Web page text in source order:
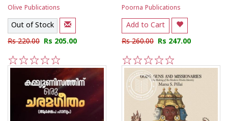
Olive Publications
Out of Stock
Rs 220.00 Rs 205.00
5
4
3
2
1
Poorna Publications
Add to Cart
Rs 260.00 Rs 247.00
5
4
3
2
1